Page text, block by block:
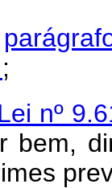
;
nº
bem,